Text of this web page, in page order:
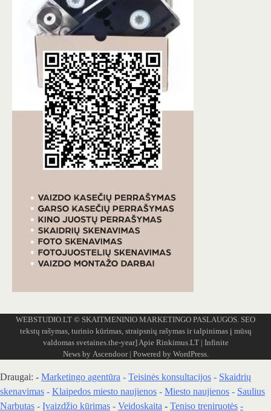
WEBSTUDIO.LT © SKAITMENINIO MARKETINGO PASLAUGOS. SEO
tekstų rašymas, turinio kūrimas, straipsnių rašymas ir talpinimas į mūsų
valdomas svetaines.the-year]Apie Rinkimus.LT| Infinite
News by Ascendoor| Powered by WordPress.
Draugai: - Marketingo agentūra - Teisinės konsultacijos - Skaidrių
skenavimas - Klaipedos miesto naujienos - Miesto naujienos - Saulius
Narbutas - Įvaizdžio kūrimas - Veidoskaita - Teniso treniruotės -